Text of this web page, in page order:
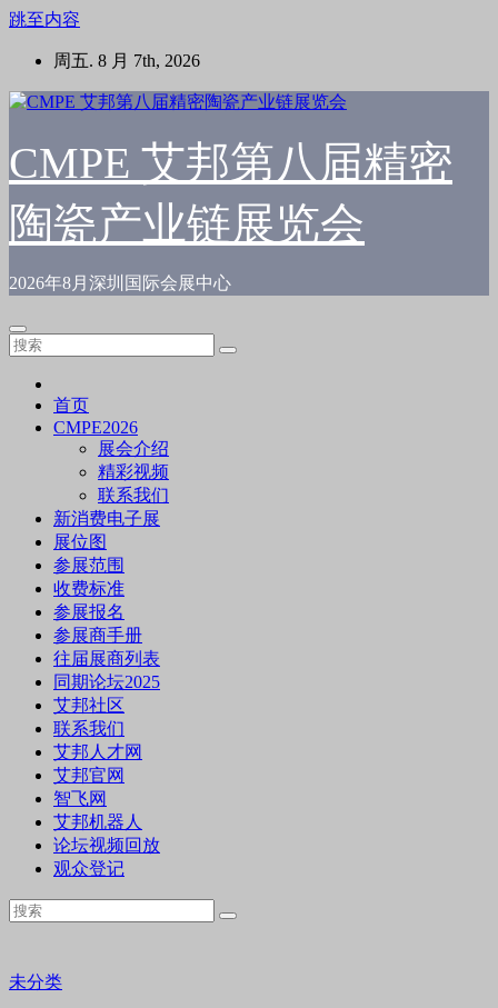
跳至内容
周五. 8 月 7th, 2026
CMPE 艾邦第八届精密
陶瓷产业链展览会
2026年8月深圳国际会展中心
首页
CMPE2026
展会介绍
精彩视频
联系我们
新消费电子展
展位图
参展范围
收费标准
参展报名
参展商手册
往届展商列表
同期论坛2025
艾邦社区
联系我们
艾邦人才网
艾邦官网
智飞网
艾邦机器人
论坛视频回放
观众登记
未分类